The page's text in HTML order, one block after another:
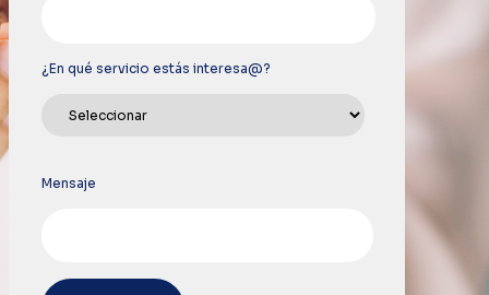
¿En qué servicio estás interesa@?
Mensaje